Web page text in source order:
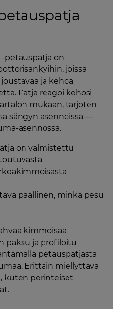
petauspatja on
joissa
ja kehoa
Patja reagoi kehosi
mukaan, tarjoten
sängyn asennoissa —
asennossa.
on valmistettu
päällinen, minkä pesu
kimmoisaa
paksu ja profiloitu
petauspatjasta
Erittäin miellyttävä
kuten perinteiset